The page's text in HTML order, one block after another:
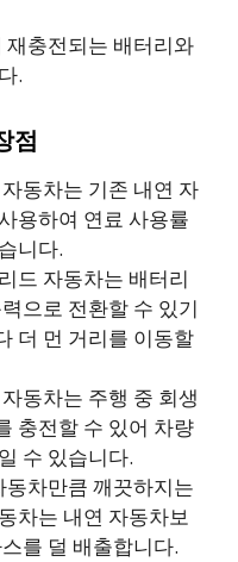
충전되는 배터리와
.
점
동차는 기존 내연 자
용하여 연료 사용률
니다.
드 자동차는 배터리
으로 전환할 수 있기
더 먼 거리를 이동할
동차는 주행 중 회생
충전할 수 있어 차량
수 있습니다.
차만큼 깨끗하지는
차는 내연 자동차보
를 덜 배출합니다.